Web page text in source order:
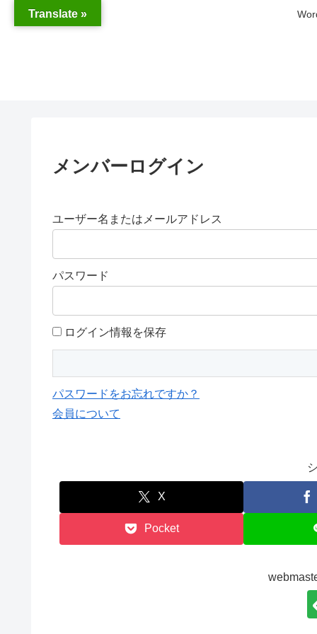
メンバーログイン
ユーザー名またはメールアドレス
パスワード
ログイン情報を保存
パスワードをお忘れですか？
会員について
X
Pocket
Translate »